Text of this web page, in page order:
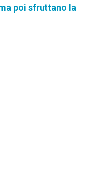
poi sfruttano la